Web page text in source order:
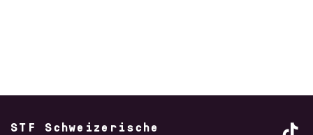
STF Schweizerische